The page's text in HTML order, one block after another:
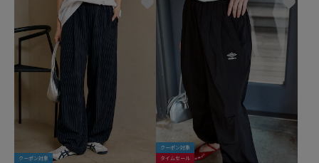
クーポン対象
クーポン対象
タイムセール